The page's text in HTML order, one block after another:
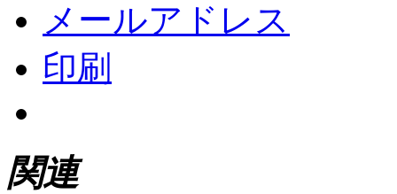
メールアドレス
印刷
関連